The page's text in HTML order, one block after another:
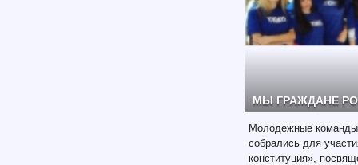
МЫ ГРАЖДАНЕ
Молодежные
собрались для
конституция»,